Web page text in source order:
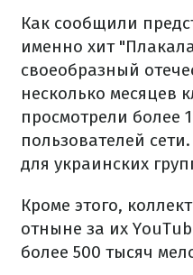
Как сообщили
именно хит
своеобразный
несколько месяцев
просмотрели более
пользователей
для украинских
Кроме этого,
отныне за их
более 500 тысяч